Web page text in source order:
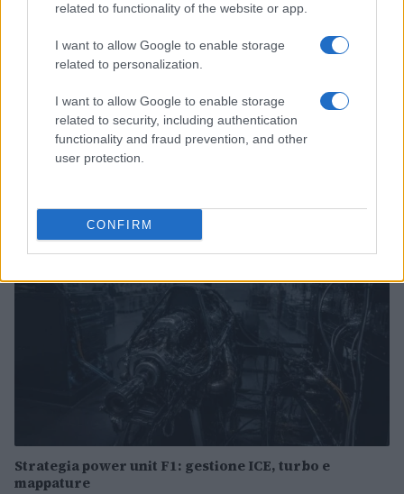
related to functionality of the website or app.
I want to allow Google to enable storage
related to personalization.
I want to allow Google to enable storage
related to security, including authentication
functionality and fraud prevention, and other
user protection.
CONFIRM
Auto in fiamme: procedura sicura, errori da evitare
ed estintore a bordo
MOTORI
Strategia power unit F1: gestione ICE, turbo e
mappature